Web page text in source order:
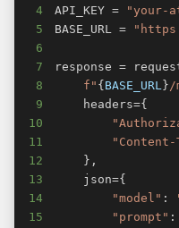
4
API_KEY =
"your-
5
BASE_URL =
6
7
response =
8
f" { BASE_URL }/
9
    headers
={
10
11
"Content-
12
} ,
13
    json
={
14
"model" :
15
"prompt" :